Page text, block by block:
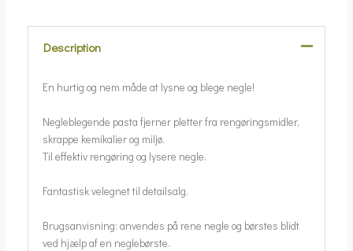
Description
En hurtig og nem måde at lysne og blege negle!
Negleblegende pasta fjerner pletter fra rengøringsmidler,
skrappe kemikalier og miljø.
Til effektiv rengøring og lysere negle.
Fantastisk velegnet til detailsalg.
Brugsanvisning: anvendes på rene negle og børstes blidt
ved hjælp af en neglebørste.